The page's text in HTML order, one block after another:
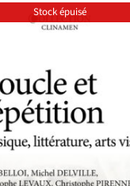
Stock épuisé